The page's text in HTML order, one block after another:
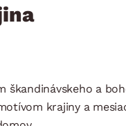
Zobrazit vše
škandinávskeho a
krajiny a